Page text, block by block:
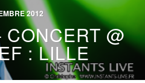
2012
@
: LILLE